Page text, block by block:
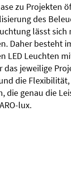
zu Projekten
des
lässt sich
Daher besteht
LED Leuchten
jeweilige
die
die genau die
lux.